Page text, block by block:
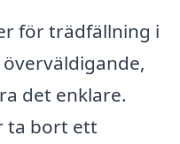
för trädfällning i
det enklare.
ta bort ett